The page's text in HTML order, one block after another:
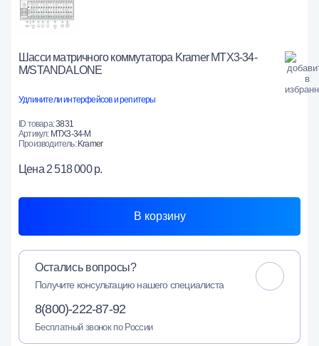
Шасси матричного коммутатора Kramer MTX3-34-
M/STANDALONE
Удлинители интерфейсов и репитеры
ID товара:3831
Артикул: MTX3-34-M
Производитель:Kramer
Цена 2 518 000 р.
В корзину
Остались вопросы?
Получите консультацию нашего специалиста
8(800)-222-87-92
Бесплатный звонок по России